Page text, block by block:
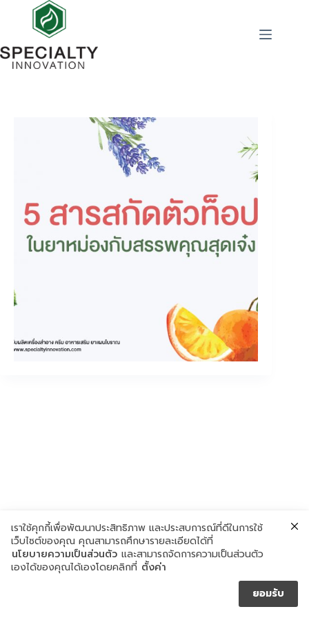
เราใช้คุกกี้เพื่อพัฒนาประสิทธิภาพ และประสบการณ์ที่ดีในการใช้
เว็บไซต์ของคุณ คุณสามารถศึกษารายละเอียดได้ที่
นโยบายความเป็นส่วนตัว และสามารถจัดการความเป็นส่วนตัว
เองได้ของคุณได้เองโดยคลิกที่ ตั้งค่า
ยอมรับ